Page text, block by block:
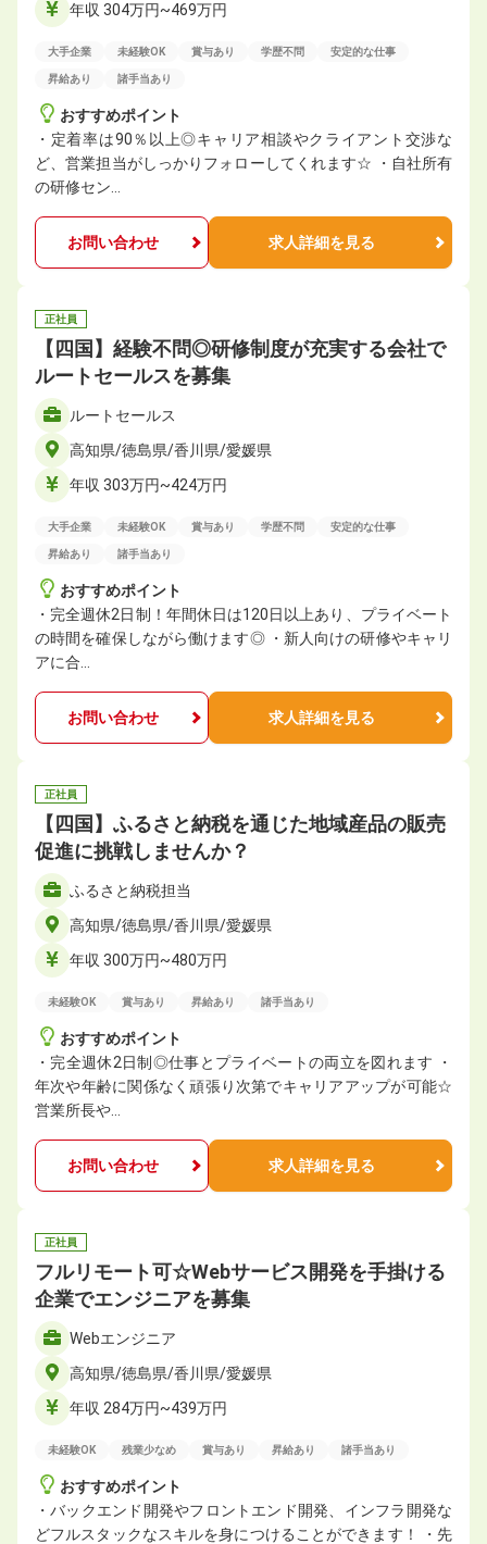
年収 304万円~469万円
大手企業 未経験OK 賞与あり 学歴不問 安定的な仕事
昇給あり 諸手当あり
おすすめポイント
・定着率は90％以上◎キャリア相談やクライアント交渉な
ど、営業担当がしっかりフォローしてくれます☆ ・自社所有
の研修セン…
お問い合わせ 求人詳細を見る
正社員
【四国】経験不問◎研修制度が充実する会社で
ルートセールスを募集
ルートセールス
高知県/徳島県/香川県/愛媛県
年収 303万円~424万円
大手企業 未経験OK 賞与あり 学歴不問 安定的な仕事
昇給あり 諸手当あり
おすすめポイント
・完全週休2日制！年間休日は120日以上あり、プライベート
の時間を確保しながら働けます◎ ・新人向けの研修やキャリ
アに合…
お問い合わせ 求人詳細を見る
正社員
【四国】ふるさと納税を通じた地域産品の販売
促進に挑戦しませんか？
ふるさと納税担当
高知県/徳島県/香川県/愛媛県
年収 300万円~480万円
未経験OK 賞与あり 昇給あり 諸手当あり
おすすめポイント
・完全週休2日制◎仕事とプライベートの両立を図れます ・
年次や年齢に関係なく頑張り次第でキャリアアップが可能☆
営業所長や…
お問い合わせ 求人詳細を見る
正社員
フルリモート可☆Webサービス開発を手掛ける
企業でエンジニアを募集
Webエンジニア
高知県/徳島県/香川県/愛媛県
年収 284万円~439万円
未経験OK 残業少なめ 賞与あり 昇給あり 諸手当あり
おすすめポイント
・バックエンド開発やフロントエンド開発、インフラ開発な
どフルスタックなスキルを身につけることができます！ ・先